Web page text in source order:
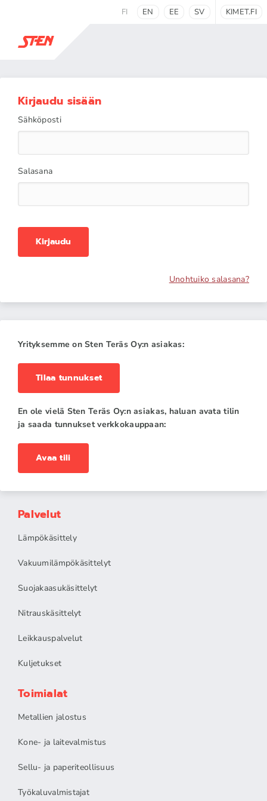
FI EN EE SV KIMET.FI
Kirjaudu sisään
Sähköposti
Salasana
Kirjaudu
Unohtuiko salasana?
Yrityksemme on Sten Teräs Oy:n asiakas:
Tilaa tunnukset
En ole vielä Sten Teräs Oy:n asiakas, haluan avata tilin
ja saada tunnukset verkkokauppaan:
Avaa tili
Palvelut
Lämpökäsittely
Vakuumilämpökäsittelyt
Suojakaasukäsittelyt
Nitrauskäsittelyt
Leikkauspalvelut
Kuljetukset
Toimialat
Metallien jalostus
Kone- ja laitevalmistus
Sellu- ja paperiteollisuus
Työkaluvalmistajat